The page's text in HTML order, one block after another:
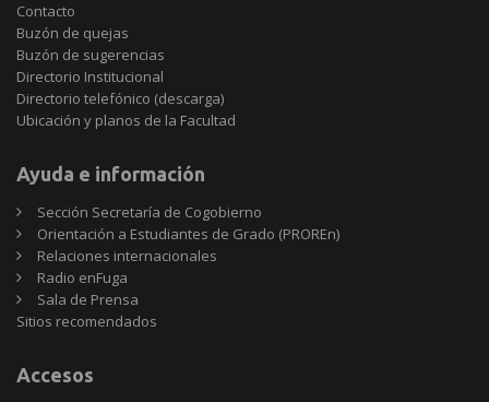
Contacto
Buzón de quejas
Buzón de sugerencias
Directorio Institucional
Directorio telefónico (descarga)
Ubicación y planos de la Facultad
Ayuda e información
Sección Secretaría de Cogobierno
Orientación a Estudiantes de Grado (PROREn)
Relaciones internacionales
Radio enFuga
Sala de Prensa
Sitios
Sitios recomendados
Accesos